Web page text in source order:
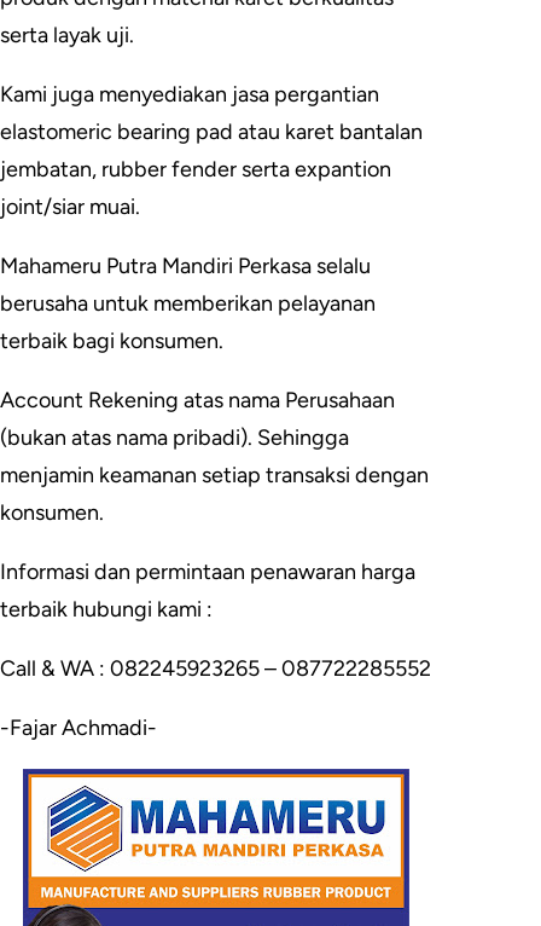
serta layak uji.
Kami juga menyediakan jasa pergantian
elastomeric bearing pad atau karet bantalan
jembatan, rubber fender serta expantion
joint/siar muai.
Mahameru Putra Mandiri Perkasa selalu
berusaha untuk memberikan pelayanan
terbaik bagi konsumen.
Account Rekening atas nama Perusahaan
(bukan atas nama pribadi). Sehingga
menjamin keamanan setiap transaksi dengan
konsumen.
Informasi dan permintaan penawaran harga
terbaik hubungi kami :
Call & WA : 082245923265 – 087722285552
-Fajar Achmadi-